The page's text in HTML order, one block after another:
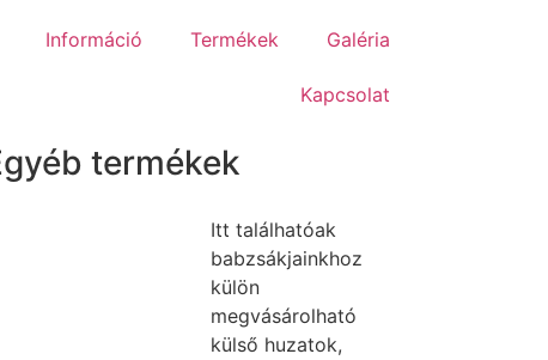
Információ Termékek Galéria
Kapcsolat
termékek
Itt találhatóak
babzsákjainkhoz
külön
megvásárolható
külső huzatok,